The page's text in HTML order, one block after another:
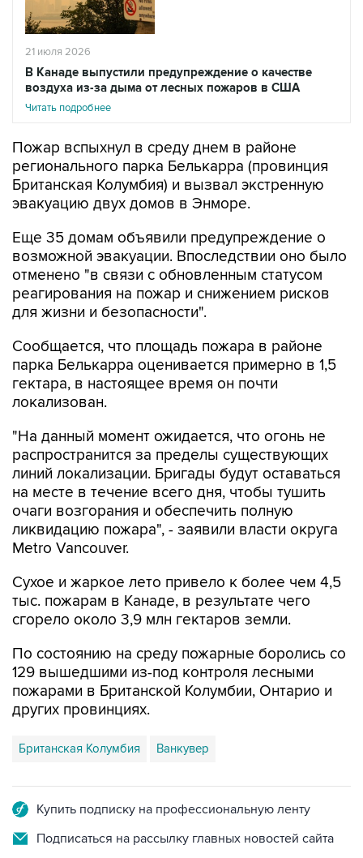
21 июля 2026
В Канаде выпустили предупреждение о качестве
воздуха из-за дыма от лесных пожаров в США
Читать подробнее
Пожар вспыхнул в среду днем в районе
регионального парка Белькарра (провинция
Британская Колумбия) и вызвал экстренную
эвакуацию двух домов в Энморе.
Еще 35 домам объявили предупреждение о
возможной эвакуации. Впоследствии оно было
отменено "в связи с обновленным статусом
реагирования на пожар и снижением рисков
для жизни и безопасности".
Сообщается, что площадь пожара в районе
парка Белькарра оценивается примерно в 1,5
гектара, в настоящее время он почти
локализован.
"На данный момент ожидается, что огонь не
распространится за пределы существующих
линий локализации. Бригады будут оставаться
на месте в течение всего дня, чтобы тушить
очаги возгорания и обеспечить полную
ликвидацию пожара", - заявили власти округа
Metro Vancouver.
Сухое и жаркое лето привело к более чем 4,5
тыс. пожарам в Канаде, в результате чего
сгорело около 3,9 млн гектаров земли.
По состоянию на среду пожарные боролись со
129 вышедшими из-под контроля лесными
пожарами в Британской Колумбии, Онтарио и
других провинциях.
Британская Колумбия Ванкувер
Купить подписку на профессиональную ленту
Подписаться на рассылку главных новостей сайта